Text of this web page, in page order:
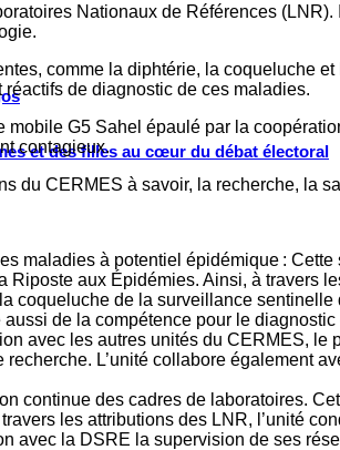
et des filles au cœur du débat électoral
Nationaux de Références
comme la diphtérie, la
de diagnostic de ces maladies.
mobile G5 Sahel épaulé par la
contagieux.
du CERMES à savoir, la recherche, la
maladies à potentiel épidémique :
aux Épidémies. Ainsi, à travers
coqueluche de la surveillance
de la compétence pour le
avec les autres unités du CERMES,
L’unité collabore également
continue des cadres de laboratoires.
les attributions des LNR, l’unité
avec la DSRE la supervision de ses